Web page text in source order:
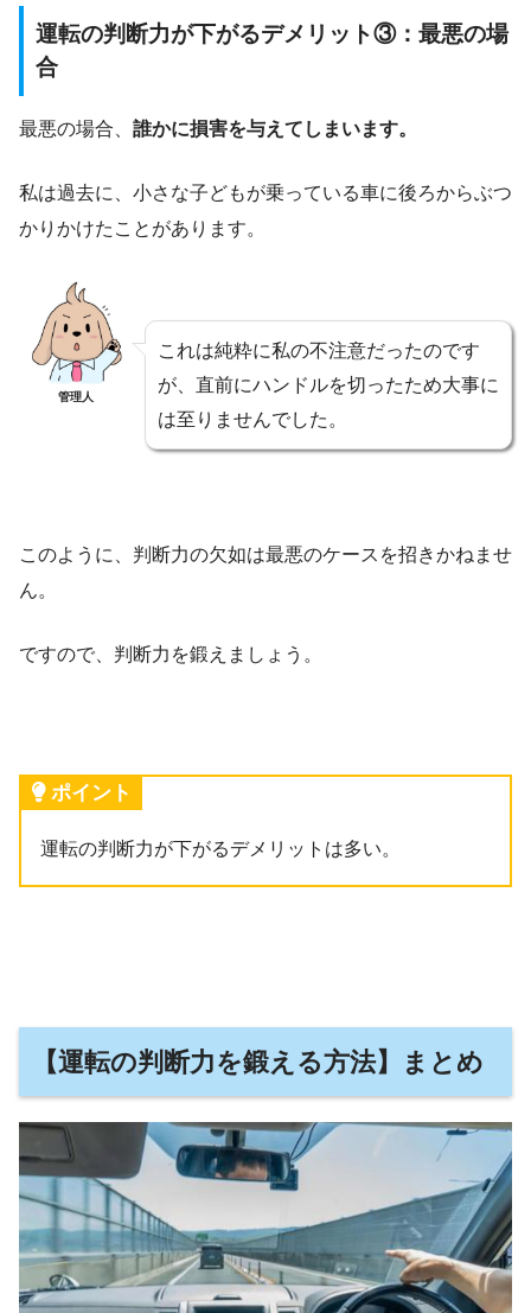
運転の判断力が下がるデメリット③：最悪の場
合
最悪の場合、 誰かに損害を与えてしまいます。
私は過去に、小さな子どもが乗っている車に後ろからぶつ
かりかけたことがあります。
管理人
これは純粋に私の不注意だったのです
が、直前にハンドルを切ったため大事に
は至りませんでした。
このように、判断力の欠如は最悪のケースを招きかねませ
ん。
ですので、判断力を鍛えましょう。
ポイント
運転の判断力が下がるデメリットは多い。
【運転の判断力を鍛える方法】まとめ